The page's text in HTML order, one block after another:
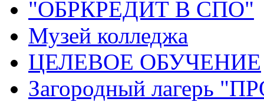
"ОБРКРЕДИТ В СПО"
Музей колледжа
ЦЕЛЕВОЕ ОБУЧЕНИЕ
Загородный лагерь